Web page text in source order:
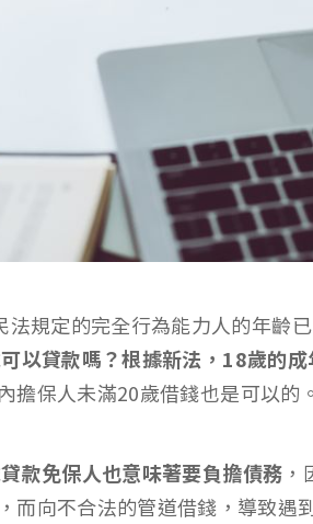
法規定的完全行為能力人的年齡
以貸款嗎？根據新法，18歲的
擔保人未滿20歲借錢也是可以的
款免保人也意味著要負擔債務
而向不合法的管道借錢，導致